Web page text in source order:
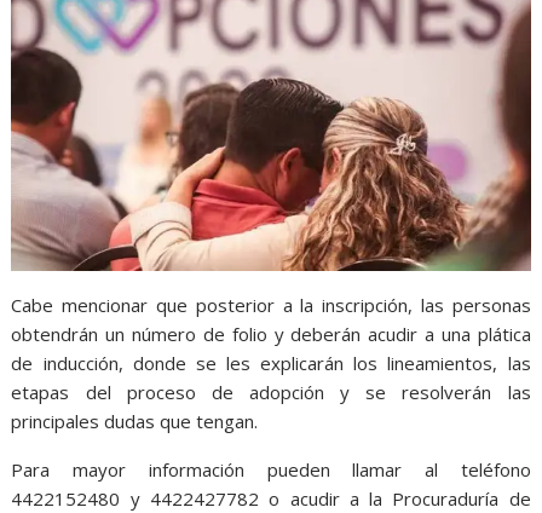
Cabe mencionar que posterior a la inscripción, las personas
obtendrán un número de folio y deberán acudir a una plática
de inducción, donde se les explicarán los lineamientos, las
etapas del proceso de adopción y se resolverán las
principales dudas que tengan.
Para mayor información pueden llamar al teléfono
4422152480 y 4422427782 o acudir a la Procuraduría de